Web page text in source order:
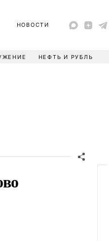
НОВОСТИ
НЕФТЬ И РУБЛЬ